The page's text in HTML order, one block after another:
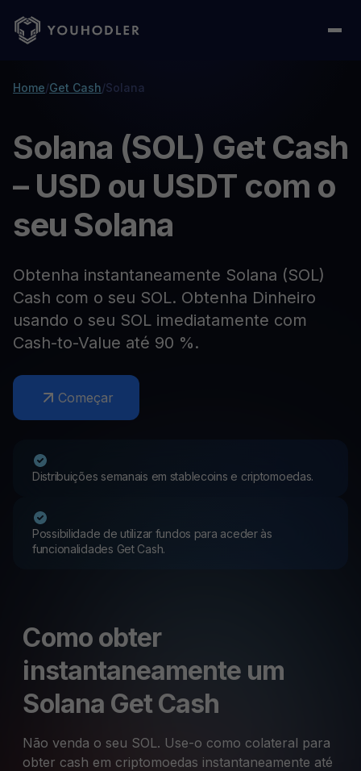
Home/Get Cash/Solana
Solana (SOL) Get Cash
– USD ou USDT com o
seu Solana
Obtenha instantaneamente Solana (SOL)
Cash com o seu SOL. Obtenha Dinheiro
usando o seu SOL imediatamente com
Cash-to-Value até 90 %.
Começar
Distribuições semanais em stablecoins e criptomoedas.
Possibilidade de utilizar fundos para aceder às
funcionalidades Get Cash.
Como obter
instantaneamente um
Solana Get Cash
Não venda o seu SOL. Use-o como colateral para
obter cash em criptomoedas instantaneamente até